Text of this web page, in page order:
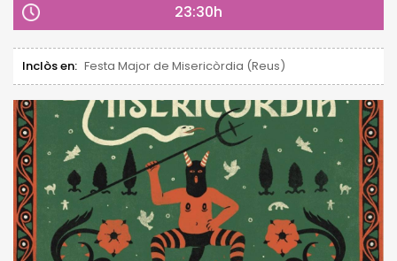
23:30h
Inclòs en: Festa Major de Misericòrdia (Reus)